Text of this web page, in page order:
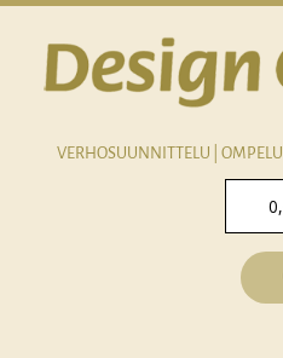
sisältöön
VERHOSUUNNITTELU |